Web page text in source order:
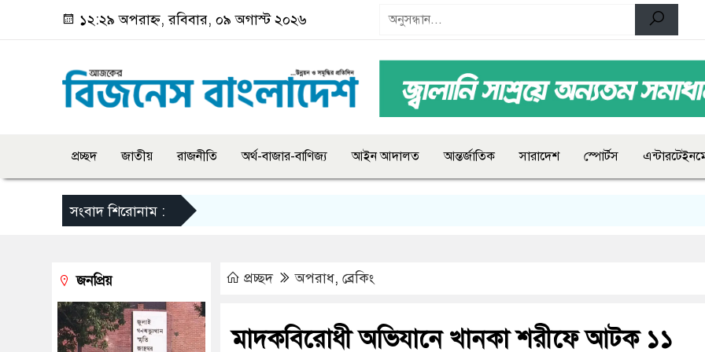
১২:২৯ অপরাহ্ন, রবিবার, ০৯ অগাস্ট ২০২৬
প্রচ্ছদ জাতীয় রাজনীতি অর্থ-বাজার-বাণিজ্য আইন আদালত আন্তর্জাতিক সারাদেশ স্পোর্টস
সংবাদ শিরোনাম :
প্রচ্ছদ অপরাধ, ব্রেকিং
মাদকবিরোধী অভিযানে খানকা শরীফে আটক ১১
জনপ্রিয়